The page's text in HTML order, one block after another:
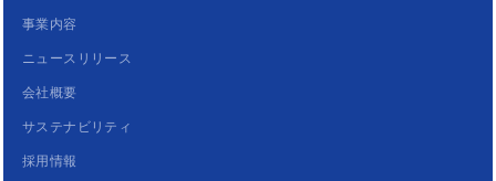
事業内容
ニュースリリース
会社概要
サステナビリティ
採用情報